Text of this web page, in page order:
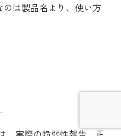
は製品名より、使い方